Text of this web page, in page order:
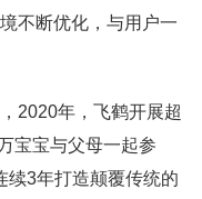
不断优化，与用户一
2020年，飞鹤开展超
宝宝与父母一起参
续3年打造颠覆传统的